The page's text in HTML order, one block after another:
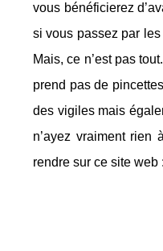
vous bénéficierez
si vous passez par
Mais, ce n’est pas
prend pas de
des vigiles mais
n’ayez vraiment rien
rendre sur ce site web :